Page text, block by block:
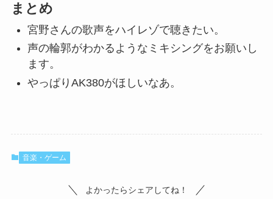
まとめ
宮野さんの歌声をハイレゾで聴きたい。
声の輪郭がわかるようなミキシングをお願いし
ます。
やっぱりAK380がほしいなあ。
音楽・ゲーム
よかったらシェアしてね！